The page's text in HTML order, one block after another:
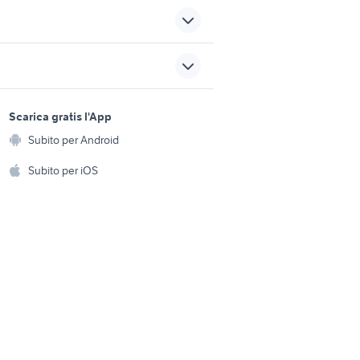
lavoro jesi
piedi per tavolo
e
Scarica gratis l'App
Subito per Android
Subito per iOS